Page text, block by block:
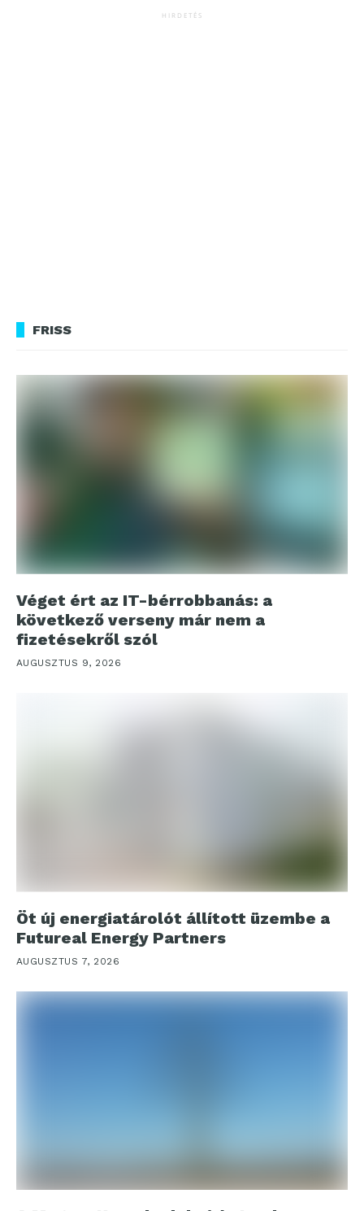
HIRDETÉS
FRISS
Véget ért az IT-bérrobbanás: a
következő verseny már nem a
fizetésekről szól
AUGUSZTUS 9, 2026
Öt új energiatárolót állított üzembe a
Futureal Energy Partners
AUGUSZTUS 7, 2026